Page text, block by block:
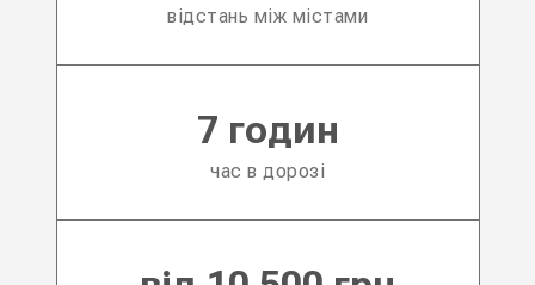
відстань між містами
час в дорозі
7 годин